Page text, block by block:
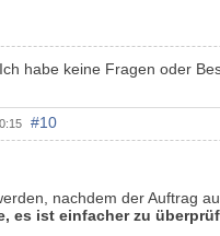
habe keine Fragen oder
#10
nachdem der Auftrag
es ist einfacher zu